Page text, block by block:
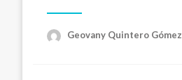
Geovany Quintero Gómez